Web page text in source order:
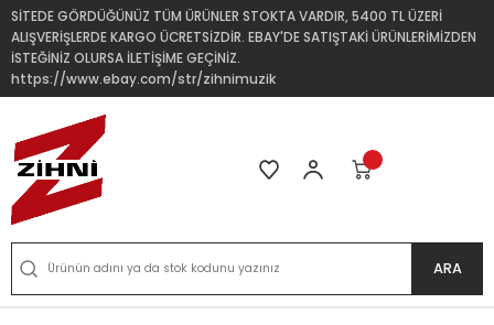
SİTEDE GÖRDÜĞÜNÜZ TÜM ÜRÜNLER STOKTA VARDIR, 5400 TL ÜZERİ
ALIŞVERİŞLERDE KARGO ÜCRETSİZDİR. EBAY'DE SATIŞTAKİ ÜRÜNLERİMİZDEN
İSTEĞİNİZ OLURSA İLETİŞİME GEÇİNİZ.
https://www.ebay.com/str/zihnimuzik
ARA